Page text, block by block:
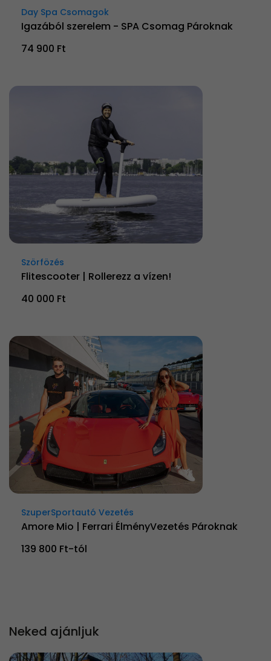
Day Spa Csomagok
Igazából szerelem - SPA Csomag Pároknak
74 900 Ft
Szörfözés
Flitescooter | Rollerezz a vízen!
40 000 Ft
SzuperSportautó Vezetés
Amore Mio | Ferrari ÉlményVezetés Pároknak
139 800 Ft-tól
Neked ajánljuk